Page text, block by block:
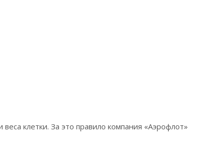
клетки. За это правило компания «Аэрофлот»